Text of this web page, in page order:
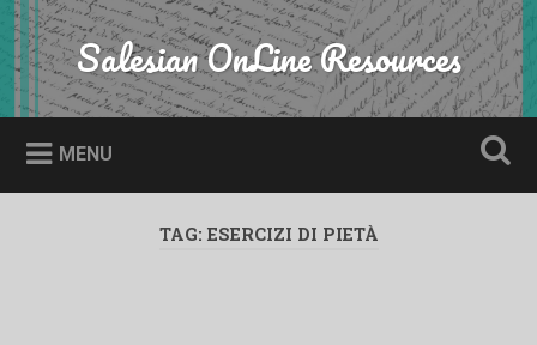
Skip
to
content
Search Salesian OnLine Resources
MENU
TAG: ESERCIZI DI PIETÀ